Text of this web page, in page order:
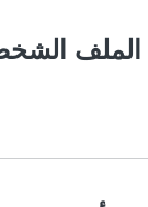
الملف